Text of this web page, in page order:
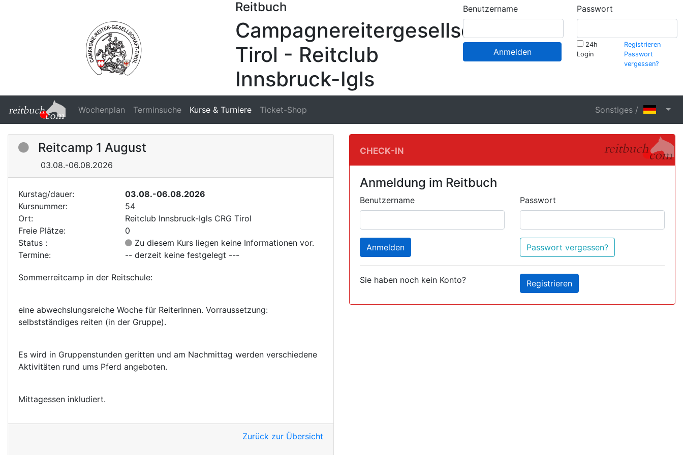
Reitbuch
Campagnereitergesellschaft
Tirol - Reitclub
Innsbruck-Igls
Benutzername Passwort
Anmelden
24h
Login
Registrieren
Passwort
vergessen?
Wochenplan Terminsuche Kurse & Turniere Ticket-Shop Sonstiges /
Reitcamp 1 August
03.08.-06.08.2026
Kurstag/dauer:
03.08.-06.08.2026
Kursnummer:
54
Ort:
Reitclub Innsbruck-Igls CRG Tirol
Freie Plätze:
0
Status :
Zu diesem Kurs liegen keine Informationen vor.
Termine:
-- derzeit keine festgelegt ---
Sommerreitcamp in der Reitschule:
eine abwechslungsreiche Woche für ReiterInnen. Vorraussetzung:
selbstständiges reiten (in der Gruppe).
Es wird in Gruppenstunden geritten und am Nachmittag werden verschiedene
Aktivitäten rund ums Pferd angeboten.
Mittagessen inkludiert.
Zurück zur Übersicht
Check-In
Anmeldung im Reitbuch
Benutzername Passwort
Anmelden Passwort vergessen?
Sie haben noch kein Konto? Registrieren